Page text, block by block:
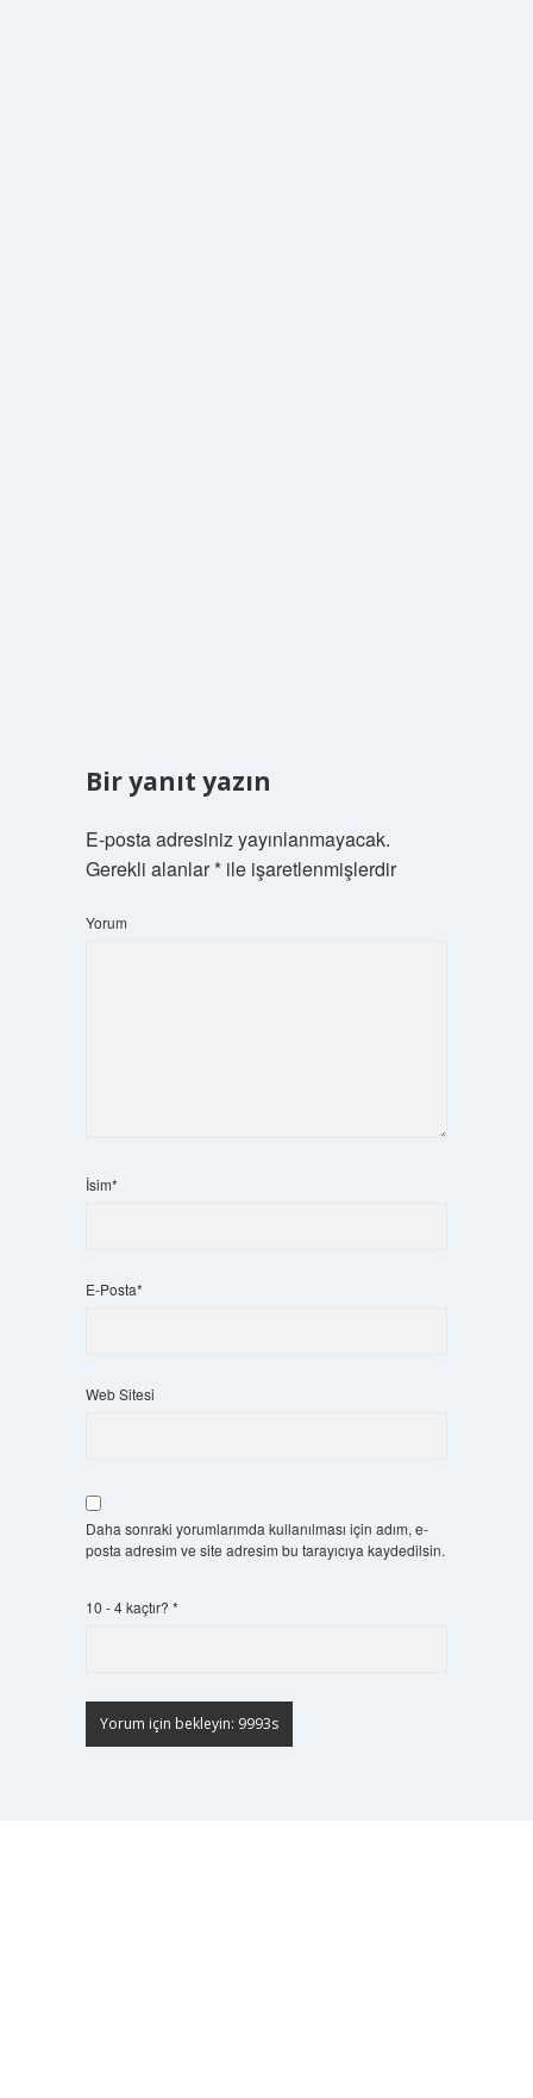
Bir yanıt yazın
E-posta adresiniz yayınlanmayacak.
Gerekli alanlar*ile işaretlenmişlerdir
Yorum
İsim*
E-Posta*
Web Sitesi
Daha sonraki yorumlarımda kullanılması için adım, e-
posta adresim ve site adresim bu tarayıcıya kaydedilsin.
10 - 4 kaçtır? *